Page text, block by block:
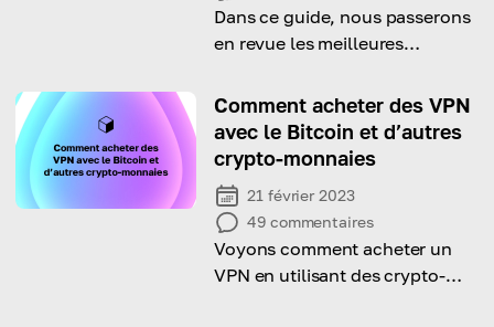
Dans ce guide, nous passerons
en revue les meilleures
pour WooCommerce afin de
vous aider à choisir celle qui
correspond le mieux à vos
besoins !
Comment acheter des VPN
avec le Bitcoin et d’autres
crypto-monnaies
21 février 2023
49 commentaires
Voyons comment acheter un
VPN en utilisant des crypto-